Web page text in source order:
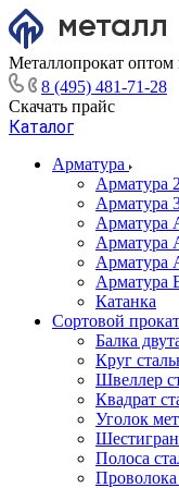
Металлопрокат оптом
8 (495) 481-71-28
Скачать прайс
Каталог
Арматура
Арматура
Арматура
Арматура
Арматура
Арматура
Арматура
Катанка
Сортовой прокат
Балка
Круг
Швеллер
Квадрат
Уголок
Полоса
Проволока